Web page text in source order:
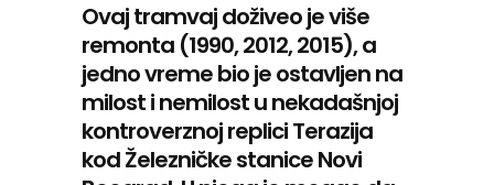
Ovaj tramvaj doživeo je više
remonta (1990, 2012, 2015), a
jedno vreme bio je ostavljen na
milost i nemilost u nekadašnjoj
kontroverznoj replici Terazija
kod Železničke stanice Novi